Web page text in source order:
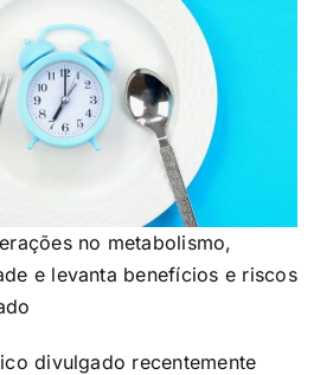
no metabolismo,
e levanta benefícios e riscos
divulgado recentemente